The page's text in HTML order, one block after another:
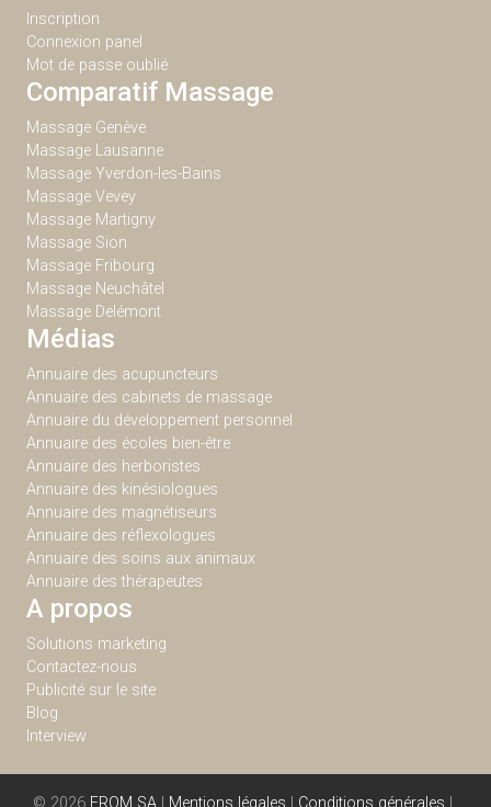
Inscription
Connexion panel
Mot de passe oublié
Comparatif Massage
Massage Genève
Massage Lausanne
Massage Yverdon-les-Bains
Massage Vevey
Massage Martigny
Massage Sion
Massage Fribourg
Massage Neuchâtel
Massage Delémont
Médias
Annuaire des acupuncteurs
Annuaire des cabinets de massage
Annuaire du développement personnel
Annuaire des écoles bien-être
Annuaire des herboristes
Annuaire des kinésiologues
Annuaire des magnétiseurs
Annuaire des réflexologues
Annuaire des soins aux animaux
Annuaire des thérapeutes
A propos
Solutions marketing
Contactez-nous
Publicité sur le site
Blog
Interview
© 2026 EROM SA Mentions légales Conditions générales